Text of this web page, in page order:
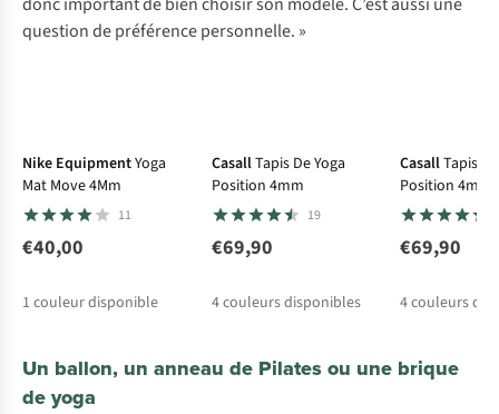
question de préférence personnelle. »
Nike EquipmentYoga
Mat Move 4Mm
11
€40,00
1 couleur disponible
CasallTapis De Yoga
Position 4mm
19
€69,90
4couleurs disponibles
CasallTapis
Position 4mm
€69,90
4couleurs
Un ballon, un anneau de Pilates ou une brique
de yoga